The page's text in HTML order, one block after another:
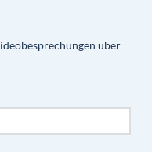
über